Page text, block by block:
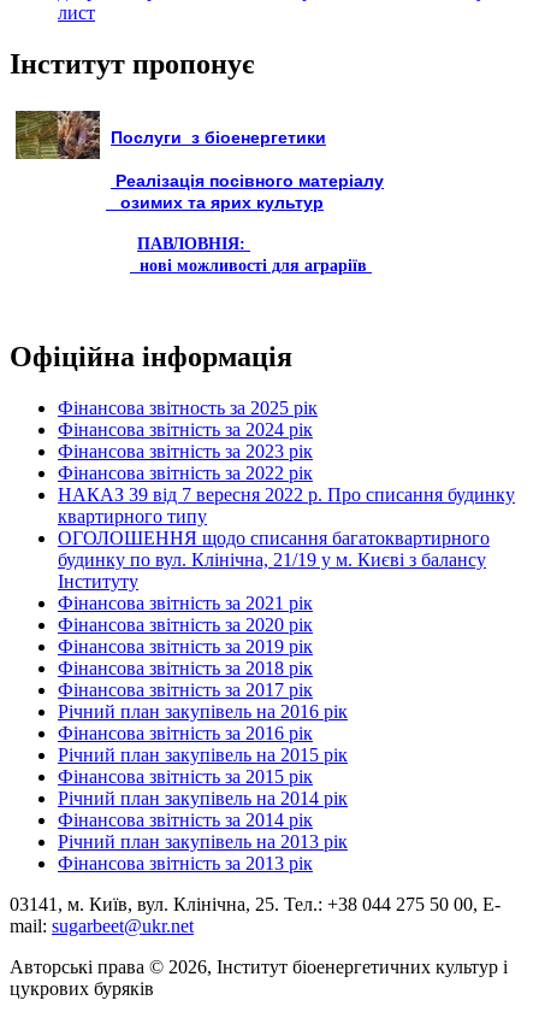
лист
Інститут пропонує
Послуги з біоенергетики
Реалізація посівного матеріалу
озимих та ярих культур
ПАВЛОВНІЯ:
нові можливості для аграріїв
Офіційна інформація
Фінансова звітность за 2025 рік
Фінансова звітність за 2024 рік
Фінансова звітність за 2023 рік
Фінансова звітність за 2022 рік
НАКАЗ 39 від 7 вересня 2022 р. Про списання будинку
квартирного типу
ОГОЛОШЕННЯ щодо списання багатоквартирного
будинку по вул. Клінічна, 21/19 у м. Києві з балансу
Інституту
Фінансова звітність за 2021 рік
Фінансова звітність за 2020 рік
Фінансова звітність за 2019 рік
Фінансова звітність за 2018 рік
Фінансова звітність за 2017 рік
Річний план закупівель на 2016 рік
Фінансова звітність за 2016 рік
Річний план закупівель на 2015 рік
Фінансова звітність за 2015 рік
Річний план закупівель на 2014 рік
Фінансова звітність за 2014 рік
Річний план закупівель на 2013 рік
Фінансова звітність за 2013 рік
03141, м. Київ, вул. Клінічна, 25. Тел.: +38 044 275 50 00, E-
mail: sugarbeet@ukr.net
Авторські права © 2026, Інститут біоенергетичних культур і
цукрових буряків